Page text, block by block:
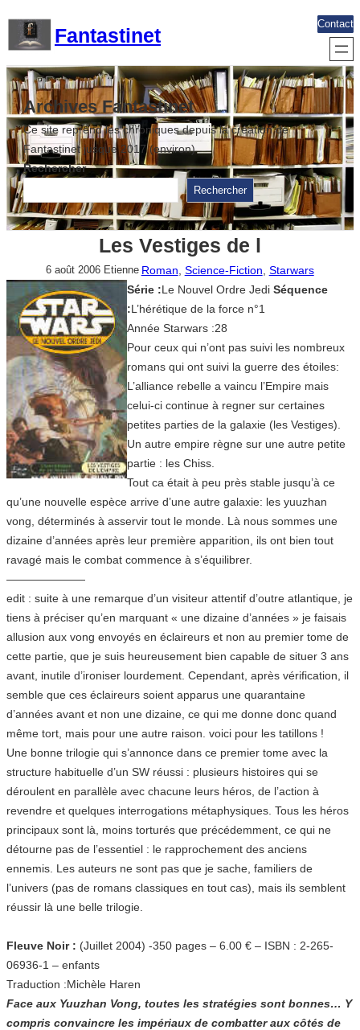
contenu
Fantastinet
Contact
Archives Fantastinet
Ce site reprend les chroniques depuis la création de
Fantastinet jusque 2017 (environ)
Rechercher
Rechercher
Les Vestiges de l
6 août 2006 Etienne Roman Science-Fiction Starwars
Série :Le Nouvel Ordre Jedi Séquence
:L’hérétique de la force n°1
Année Starwars :28
Pour ceux qui n’ont pas suivi les nombreux
romans qui ont suivi la guerre des étoiles:
L’alliance rebelle a vaincu l’Empire mais
celui-ci continue à regner sur certaines
petites parties de la galaxie (les Vestiges).
Un autre empire règne sur une autre petite
partie : les Chiss.
Tout ca était à peu près stable jusqu’à ce
qu’une nouvelle espèce arrive d’une autre galaxie: les yuuzhan
vong, déterminés à asservir tout le monde. Là nous sommes une
dizaine d’années après leur première apparition, ils ont bien tout
ravagé mais le combat commence à s’équilibrer.
———————
edit : suite à une remarque d’un visiteur attentif d’outre atlantique, je
tiens à préciser qu’en marquant « une dizaine d’années » je faisais
allusion aux vong envoyés en éclaireurs et non au premier tome de
cette partie, que je suis heureusement bien capable de situer 3 ans
avant, inutile d’ironiser lourdement. Cependant, après vérification, il
semble que ces éclaireurs soient apparus une quarantaine
d’années avant et non une dizaine, ce qui me donne donc quand
même tort, mais pour une autre raison. voici pour les tatillons !
Une bonne trilogie qui s’annonce dans ce premier tome avec la
structure habituelle d’un SW réussi : plusieurs histoires qui se
déroulent en parallèle avec chacune leurs héros, de l’action à
revendre et quelques interrogations métaphysiques. Tous les héros
principaux sont là, moins torturés que précédemment, ce qui ne
détourne pas de l’essentiel : le rapprochement des anciens
ennemis. Les auteurs ne sont pas que je sache, familiers de
l’univers (pas de romans classiques en tout cas), mais ils semblent
réussir là une belle trilogie.
Fleuve Noir : (Juillet 2004) -350 pages – 6.00 € – ISBN : 2-265-
06936-1 – enfants
Traduction :Michèle Haren
Face aux Yuuzhan Vong, toutes les stratégies sont bonnes… Y
compris convaincre les impériaux de combatter aux côtés de